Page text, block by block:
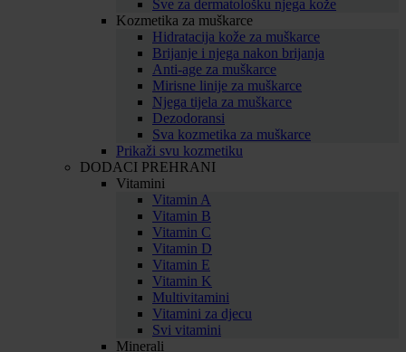
Sve za dermatološku njega kože
Kozmetika za muškarce
Hidratacija kože za muškarce
Brijanje i njega nakon brijanja
Anti-age za muškarce
Mirisne linije za muškarce
Njega tijela za muškarce
Dezodoransi
Sva kozmetika za muškarce
Prikaži svu kozmetiku
DODACI PREHRANI
Vitamini
Vitamin A
Vitamin B
Vitamin C
Vitamin D
Vitamin E
Vitamin K
Multivitamini
Vitamini za djecu
Svi vitamini
Minerali